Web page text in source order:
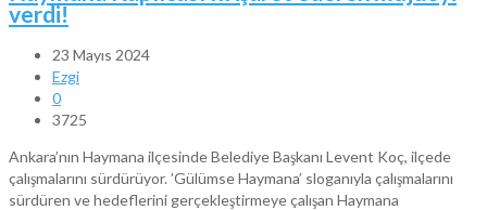
verdi!
23 Mayıs 2024
Ezgi
0
3725
Ankara’nın Haymana ilçesinde Belediye Başkanı Levent Koç, ilçede
çalışmalarını sürdürüyor. ’Gülümse Haymana’ sloganıyla çalışmalarını
sürdüren ve hedeflerini gerçekleştirmeye çalışan Haymana